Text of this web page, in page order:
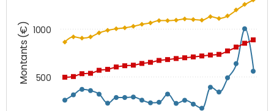
Montants (€) 500
1000